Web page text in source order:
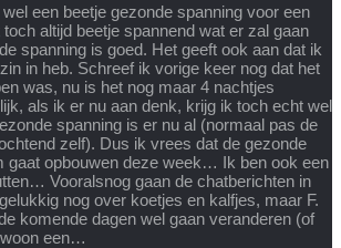
een beetje gezonde spanning voor een
altijd beetje spannend wat er zal gaan
spanning is goed. Het geeft ook aan dat ik
in heb. Schreef ik vorige keer nog dat het
was, nu is het nog maar 4 nachtjes
als ik er nu aan denk, krijg ik toch echt wel
spanning is er nu al (normaal pas de
zelf). Dus ik vrees dat de gezonde
gaat opbouwen deze week… Ik ben ook een
Vooralsnog gaan de chatberichten in
nog over koetjes en kalfjes, maar F.
komende dagen wel gaan veranderen (of
een…